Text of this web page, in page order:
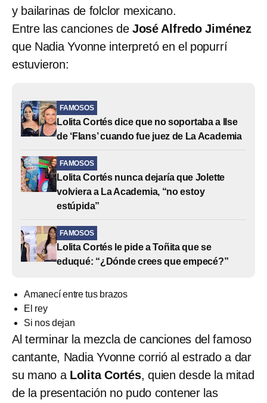
y bailarinas de folclor mexicano.
Entre las canciones deJosé Alfredo Jiménez
que Nadia Yvonne interpretó en el popurrí
estuvieron:
FAMOSOS
Lolita Cortés dice que no soportaba a Ilse
de ‘Flans’ cuando fue juez de La Academia
FAMOSOS
Lolita Cortés nunca dejaría que Jolette
volviera a La Academia, “no estoy
estúpida”
FAMOSOS
Lolita Cortés le pide a Toñita que se
eduqué: “¿Dónde crees que empecé?”
Amanecí entre tus brazos
El rey
Si nos dejan
Al terminar la mezcla de canciones del famoso
cantante, Nadia Yvonne corrió al estrado a dar
su mano a Lolita Cortés, quien desde la mitad
de la presentación no pudo contener las